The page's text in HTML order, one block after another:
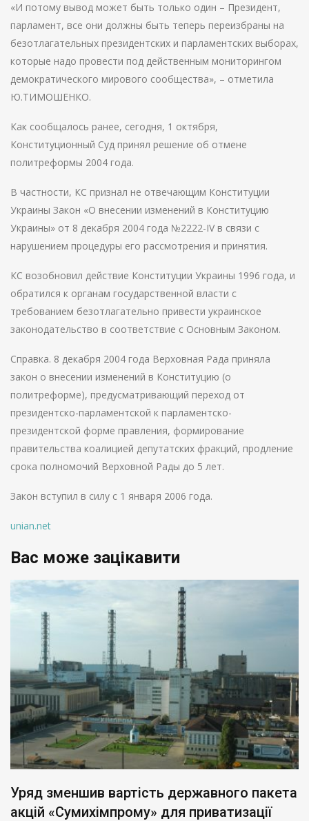
«И потому вывод может быть только один – Президент,
парламент, все они должны быть теперь переизбраны на
безотлагательных президентских и парламентских выборах,
которые надо провести под действенным мониторингом
демократического мирового сообщества», – отметила
Ю.ТИМОШЕНКО.
Как сообщалось ранее, сегодня, 1 октября,
Конституционный Суд принял решение об отмене
политреформы 2004 года.
В частности, КС признал не отвечающим Конституции
Украины Закон «О внесении изменений в Конституцию
Украины» от 8 декабря 2004 года №2222-IV в связи с
нарушением процедуры его рассмотрения и принятия.
КС возобновил действие Конституции Украины 1996 года, и
обратился к органам государственной власти с
требованием безотлагательно привести украинское
законодательство в соответствие с Основным Законом.
Справка. 8 декабря 2004 года Верховная Рада приняла
закон о внесении изменений в Конституцию (о
политреформе), предусматривающий переход от
президентско-парламентской к парламентско-
президентской форме правления, формирование
правительства коалицией депутатских фракций, продление
срока полномочий Верховной Рады до 5 лет.
Закон вступил в силу с 1 января 2006 года.
unian.net
Вас може зацікавити
Уряд зменшив вартість державного пакета
акцій «Сумихімпрому» для приватизації